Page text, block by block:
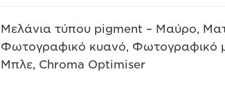
Μελάνια τύπου pigment – Μαύρο,
Φωτογραφικό κυανό, Φωτογραφικό
Μπλε, Chroma Optimiser